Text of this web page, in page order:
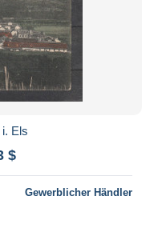
Els
$
Gewerblicher Händler